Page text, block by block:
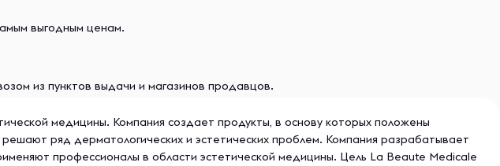
выгодным ценам.
из пунктов выдачи и магазинов продавцов.
медицины. Компания создает продукты, в основу которых положены
ряд дерматологических и эстетических проблем. Компания разрабатывает
профессионалы в области эстетической медицины. Цель La Beaute Medicale